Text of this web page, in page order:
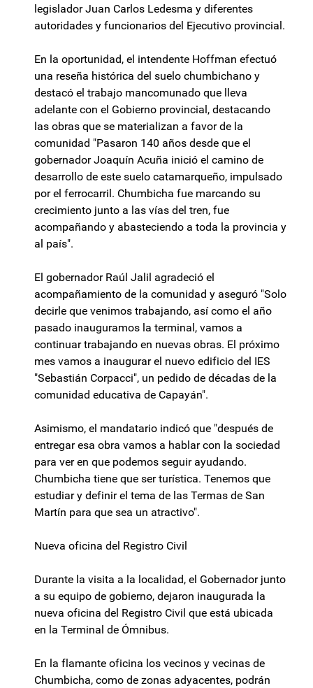
legislador Juan Carlos Ledesma y diferentes
autoridades y funcionarios del Ejecutivo provincial.
En la oportunidad, el intendente Hoffman efectuó
una reseña histórica del suelo chumbichano y
destacó el trabajo mancomunado que lleva
adelante con el Gobierno provincial, destacando
las obras que se materializan a favor de la
comunidad "Pasaron 140 años desde que el
gobernador Joaquín Acuña inició el camino de
desarrollo de este suelo catamarqueño, impulsado
por el ferrocarril. Chumbicha fue marcando su
crecimiento junto a las vías del tren, fue
acompañando y abasteciendo a toda la provincia y
al país".
El gobernador Raúl Jalil agradeció el
acompañamiento de la comunidad y aseguró "Solo
decirle que venimos trabajando, así como el año
pasado inauguramos la terminal, vamos a
continuar trabajando en nuevas obras. El próximo
mes vamos a inaugurar el nuevo edificio del IES
"Sebastián Corpacci", un pedido de décadas de la
comunidad educativa de Capayán".
Asimismo, el mandatario indicó que "después de
entregar esa obra vamos a hablar con la sociedad
para ver en que podemos seguir ayudando.
Chumbicha tiene que ser turística. Tenemos que
estudiar y definir el tema de las Termas de San
Martín para que sea un atractivo".
Nueva oficina del Registro Civil
Durante la visita a la localidad, el Gobernador junto
a su equipo de gobierno, dejaron inaugurada la
nueva oficina del Registro Civil que está ubicada
en la Terminal de Ómnibus.
En la flamante oficina los vecinos y vecinas de
Chumbicha, como de zonas adyacentes, podrán